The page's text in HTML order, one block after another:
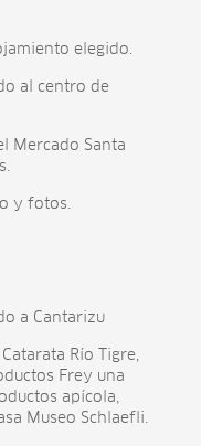
elegido.
al centro de
Mercado Santa
y fotos.
a Cantarizu
Río Tigre,
Frey una
apícola,
Museo Schlaefli.